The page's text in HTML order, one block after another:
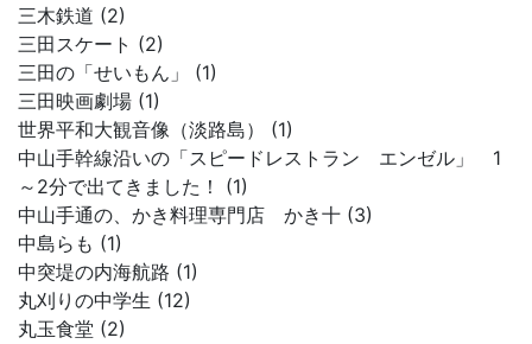
三木鉄道 (2)
三田スケート (2)
三田の「せいもん」 (1)
三田映画劇場 (1)
世界平和大観音像（淡路島） (1)
中山手幹線沿いの「スピードレストラン エンゼル」 1
～2分で出てきました！ (1)
中山手通の、かき料理専門店 かき十 (3)
中島らも (1)
中突堤の内海航路 (1)
丸刈りの中学生 (12)
丸玉食堂 (2)